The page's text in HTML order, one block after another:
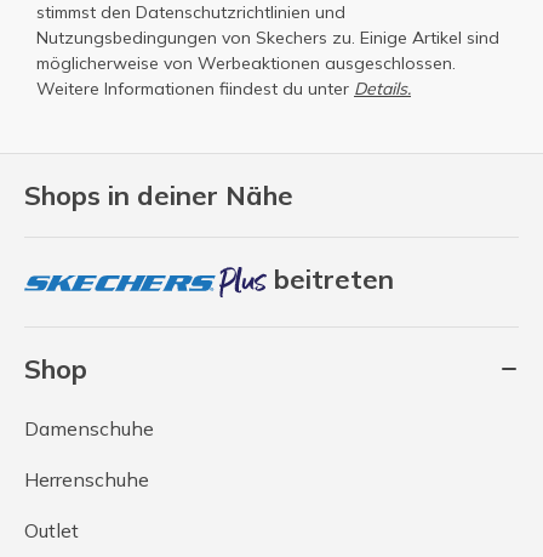
Shops in deiner Nähe
beitreten
Shop
Damenschuhe
Herrenschuhe
Outlet
stimmst den Datenschutzrichtlinien und
Nutzungsbedingungen von Skechers zu. Einige Artikel sind
möglicherweise von Werbeaktionen ausgeschlossen.
Weitere Informationen fiindest du unter Details.